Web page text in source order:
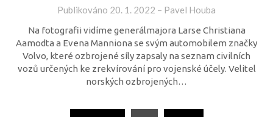
Publikováno 20. 1. 2022 – Pavel Houba
Na fotografii vidíme generálmajora Larse Christiana
Aamodta a Evena Manniona se svým automobilem značky
Volvo, které ozbrojené síly zapsaly na seznam civilních
vozů určených ke zrekvírování pro vojenské účely. Velitel
norských ozbrojených…